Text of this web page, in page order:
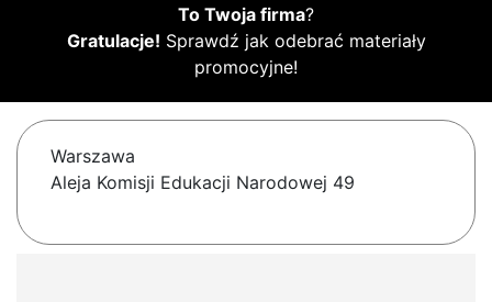
To Twoja firma?
Gratulacje! Sprawdź jak odebrać materiały
promocyjne!
Warszawa
Aleja Komisji Edukacji Narodowej 49